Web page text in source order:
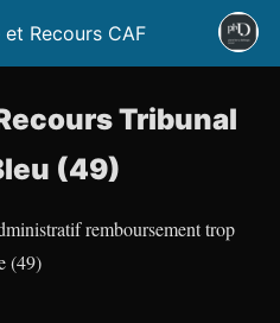
Recours CAF
Tribunal
(49)
remboursement trop
(49)